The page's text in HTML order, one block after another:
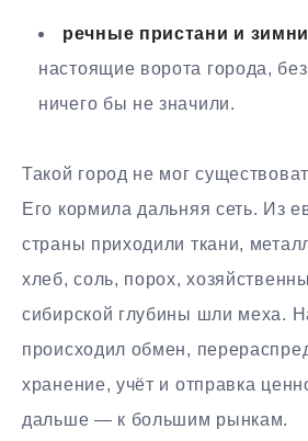
речные пристани и
настоящие ворота города,
ничего бы не значили.
Такой город не мог
Его кормила дальняя сеть. Из
страны приходили ткани,
хлеб, соль, порох,
сибирской глубины шли меха.
происходил обмен,
хранение, учёт и отправка
дальше — к большим рынкам.